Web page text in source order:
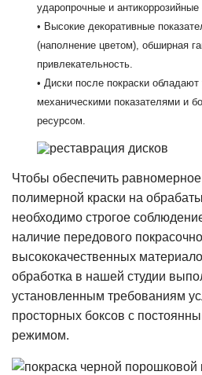
ударопрочные и антикоррозийные
• Высокие декоративные
(наполнение цветом), обширная
привлекательность.
• Диски после покраски
механическими показателями и
ресурсом.
Чтобы обеспечить
полимерной краски на
необходимо строгое
наличие передового
высококачественных
обработка в нашей студии
установленным требованиям
просторных боксов с
режимом.